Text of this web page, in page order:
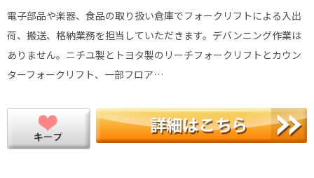
電子部品や楽器、食品の取り扱い倉庫でフォークリフトによる入出
荷、搬送、格納業務を担当していただきます。デバンニング作業は
ありません。ニチユ製とトヨタ製のリーチフォークリフトとカウン
ターフォークリフト、一部フロア…